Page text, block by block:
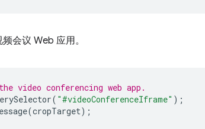
会议 Web 应用。
video conferencing web app.
( "#videoConferenceIframe" );
(cropTarget);